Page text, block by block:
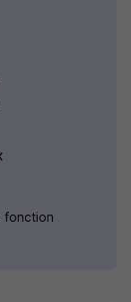
fonction